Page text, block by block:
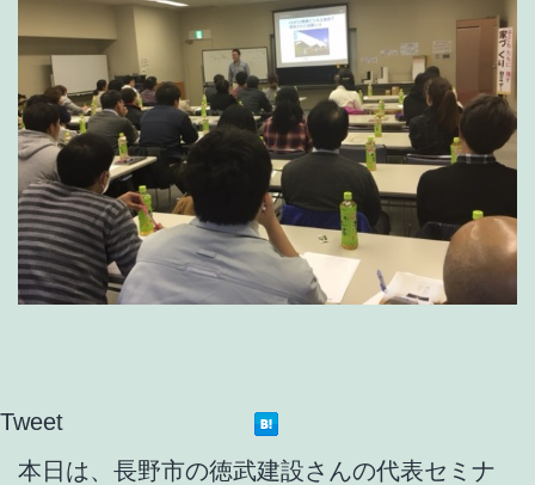
Tweet
本日は、長野市の徳武建設さんの代表セミナ